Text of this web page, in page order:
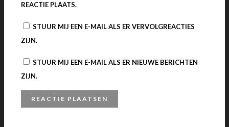
REACTIE PLAATS.
STUUR MIJ EEN E-MAIL ALS ER VERVOLGREACTIES
ZIJN.
STUUR MIJ EEN E-MAIL ALS ER NIEUWE BERICHTEN
ZIJN.